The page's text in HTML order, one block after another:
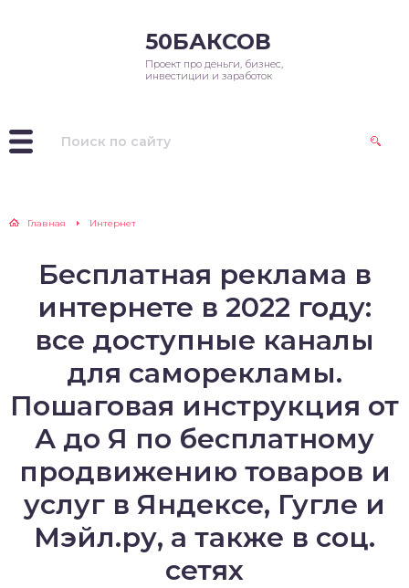
50БАКСОВ
Проект про деньги, бизнес,
инвестиции и заработок
Главная Интернет
Бесплатная реклама в
интернете в 2022 году:
все доступные каналы
для саморекламы.
Пошаговая инструкция от
А до Я по бесплатному
продвижению товаров и
услуг в Яндексе, Гугле и
Мэйл.ру, а также в соц.
сетях